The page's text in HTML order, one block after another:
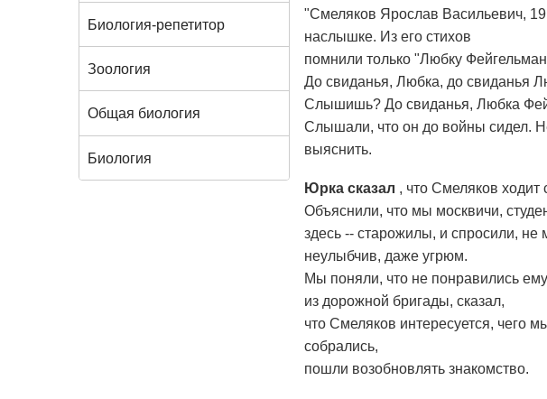
Биология-репетитор
Зоология
Общая биология
Биология
"Смеляков Ярослав Васильевич,
наслышке. Из его стихов
помнили только "Любку
До свиданья, Любка, до свиданья
Слышишь? До свиданья, Любка
Слышали, что он до войны сидел.
выяснить.
Юрка сказал , что Смеляков ходит
Объяснили, что мы москвичи,
здесь -- старожилы, и спросили,
неулыбчив, даже угрюм.
Мы поняли, что не понравились
из дорожной бригады, сказал,
что Смеляков интересуется, чего
собрались,
пошли возобновлять знакомство.